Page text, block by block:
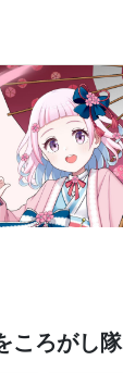
ころがし隊